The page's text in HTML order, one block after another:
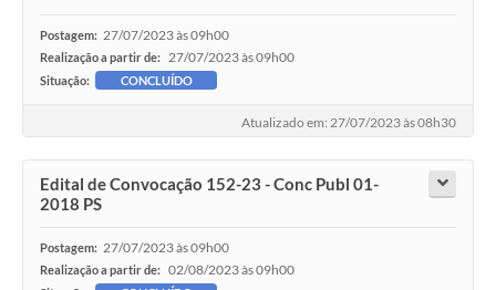
Postagem: 27/07/2023 às 09h00
Realização a partir de: 27/07/2023 às 09h00
Situação: CONCLUÍDO
Atualizado em: 27/07/2023 às 08h30
Edital de Convocação 152-23 - Conc Publ 01-
2018 PS
Postagem: 27/07/2023 às 09h00
Realização a partir de: 02/08/2023 às 09h00